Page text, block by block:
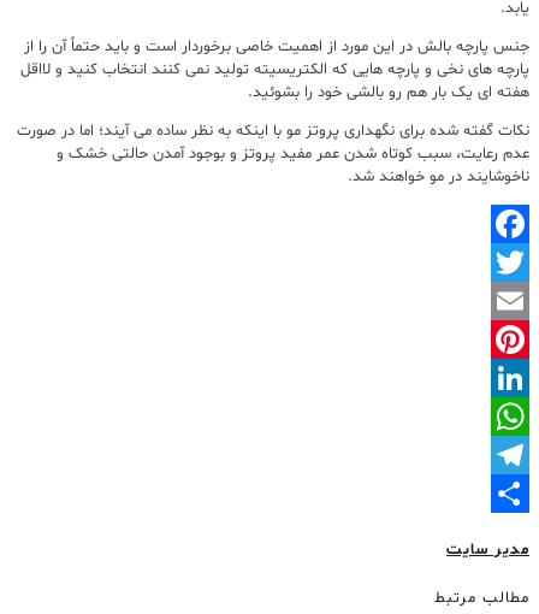
یابد.
جنس پارچه بالش در این مورد از اهمیت خاصی برخوردار است و باید حتماً آن را از
پارچه های نخی و پارچه هایی که الکتریسیته تولید نمی کنند انتخاب کنید و لااقل
هفته ای یک بار هم رو بالشی خود را بشوئید.
نکات گفته شده برای نگهداری پروتز مو با اینکه به نظر ساده می آیند؛ اما در صورت
عدم رعایت، سبب کوتاه شدن عمر مفید پروتز و بوجود آمدن حالتی خشک و
ناخوشایند در مو خواهند شد.
Facebook
Twitter
Email
Pinterest
LinkedIn
WhatsApp
Telegram
مدیر سایت
مطالب مرتبط